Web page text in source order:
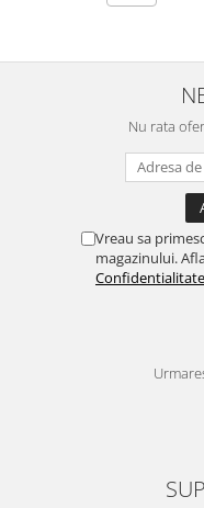
Nu rata
Vreau sa
magazinului.
Confidentialitate